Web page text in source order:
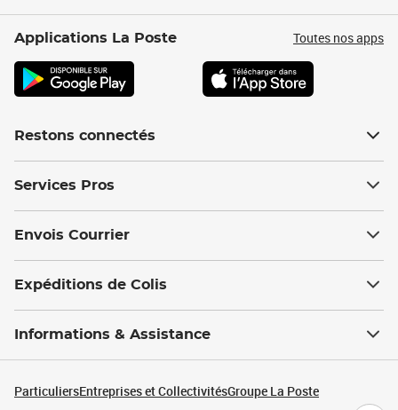
Applications La Poste Toutes nos apps
Restons connectés
Services Pros
Envois Courrier
Expéditions de Colis
Informations & Assistance
ParticuliersEntreprises et CollectivitésGroupe La Poste